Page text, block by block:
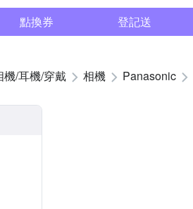
點換券 登記送
機/耳機/穿戴 相機 Panasonic